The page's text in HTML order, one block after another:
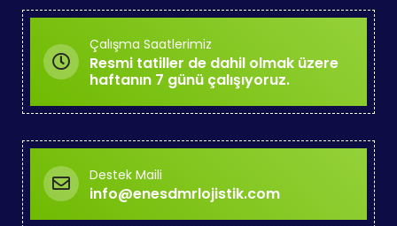
Çalışma Saatlerimiz
Resmi tatiller de dahil olmak üzere
haftanın 7 günü çalışıyoruz.
Destek Maili
info@enesdmrlojistik.com